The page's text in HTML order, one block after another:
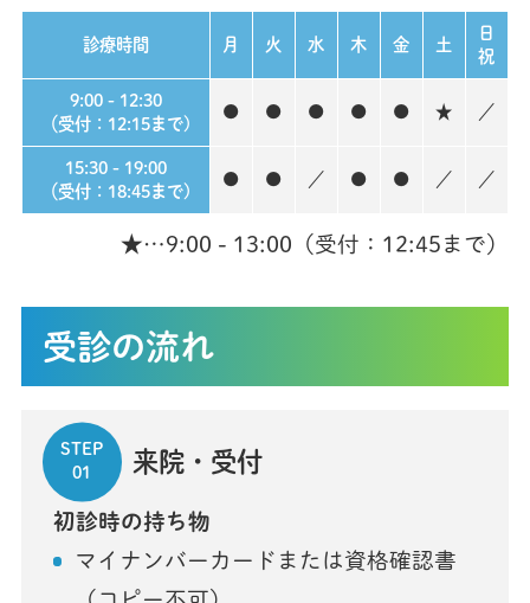
診療時間 月 火 水 木 金 土
日
祝
9:00 - 12:30
（受付：12:15まで)
● ● ● ● ● ★ ／
15:30 - 19:00
（受付：18:45まで)
● ● ／ ● ● ／ ／
★…9:00 - 13:00（受付：12:45まで）
受診の流れ
STEP
01
来院・受付
初診時の持ち物
マイナンバーカードまたは資格確認書